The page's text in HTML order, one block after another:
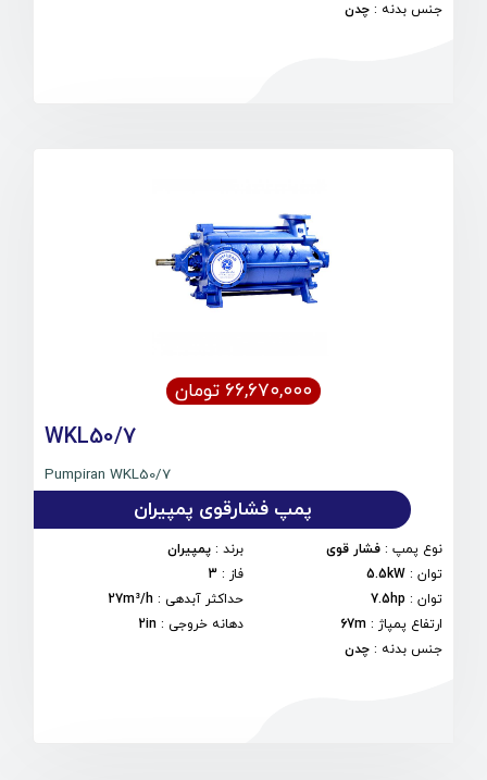
جنس بدنه : چدن
۶۶,۶۷۰,۰۰۰ تومان
WKL50/7
Pumpiran WKL50/7
پمپ فشارقوی پمپیران
نوع پمپ : فشار قوی برند: پمپیران
توان :
5.5kW فاز :
3
توان :
7.5hp حداکثر آبدهی :
27m³/h
ارتفاع پمپاژ :
67m دهانه خروجی :
2in
جنس بدنه : چدن